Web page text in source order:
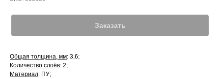
Заказать
Общая толщина, мм: 3,6;
Количество слоёв: 2;
Материал: ПУ;